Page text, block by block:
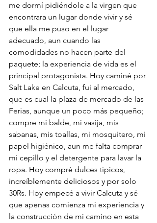
me dormí pidiéndole a la virgen que
encontrara un lugar donde vivir y sé
que ella me puso en el lugar
adecuado, aun cuando las
comodidades no hacen parte del
paquete; la experiencia de vida es el
principal protagonista. Hoy caminé por
Salt Lake en Calcuta, fui al mercado,
que es cual la plaza de mercado de las
Ferias, aunque un poco más pequeño;
compre mi balde, mi vasija, mis
sabanas, mis toallas, mi mosquitero, mi
papel higiénico, aun me falta comprar
mi cepillo y el detergente para lavar la
ropa. Hoy compré dulces típicos,
increíblemente deliciosos y por solo
30Rs. Hoy empecé a vivir Calcuta y sé
que apenas comienza mi experiencia y
la construcción de mi camino en esta